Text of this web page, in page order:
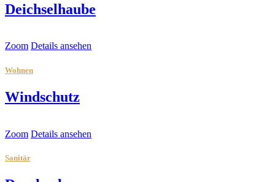
Deichselhaube
Zoom Details ansehen
Wohnen
Windschutz
Zoom Details ansehen
Sanitär